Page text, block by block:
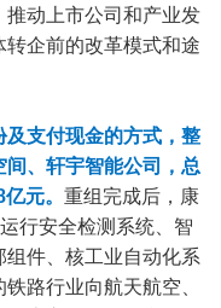
动上市公司和产业发
企前的改革模式和途
支付现金的方式，整
、轩宇智能公司，总
元。 重组完成后，康
行安全检测系统、智
件、核工业自动化系
路行业向航天航空、